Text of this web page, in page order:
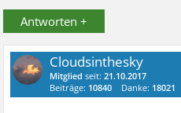
Antworten +
Cloudsinthesky
Mitglied seit:21.10.2017
Beiträge: 10840 Danke: 18021